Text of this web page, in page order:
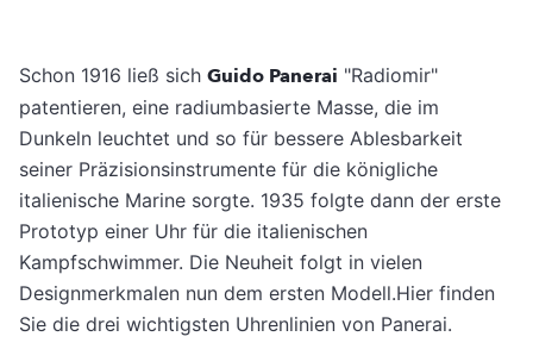
Schon 1916 ließ sich Guido Panerai "Radiomir"
patentieren, eine radiumbasierte Masse, die im
Dunkeln leuchtet und so für bessere Ablesbarkeit
seiner Präzisionsinstrumente für die königliche
italienische Marine sorgte. 1935 folgte dann der erste
Prototyp einer Uhr für die italienischen
Kampfschwimmer. Die Neuheit folgt in vielen
Designmerkmalen nun dem ersten Modell.Hier finden
Sie die drei wichtigsten Uhrenlinien von Panerai.